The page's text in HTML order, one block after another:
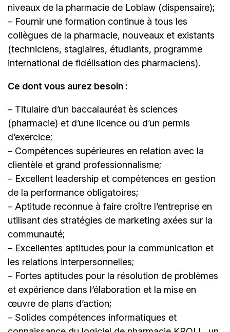
niveaux de la pharmacie de Loblaw (dispensaire);
– Fournir une formation continue à tous les
collègues de la pharmacie, nouveaux et existants
(techniciens, stagiaires, étudiants, programme
international de fidélisation des pharmaciens).
Ce dont vous aurez besoin :
– Titulaire d’un baccalauréat ès sciences
(pharmacie) et d’une licence ou d’un permis
d’exercice;
– Compétences supérieures en relation avec la
clientèle et grand professionnalisme;
– Excellent leadership et compétences en gestion
de la performance obligatoires;
– Aptitude reconnue à faire croître l’entreprise en
utilisant des stratégies de marketing axées sur la
communauté;
– Excellentes aptitudes pour la communication et
les relations interpersonnelles;
– Fortes aptitudes pour la résolution de problèmes
et expérience dans l’élaboration et la mise en
œuvre de plans d’action;
– Solides compétences informatiques et